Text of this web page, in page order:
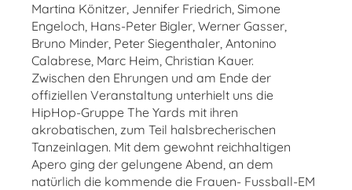
Martina Könitzer, Jennifer Friedrich, Simone
Engeloch, Hans-Peter Bigler, Werner Gasser,
Bruno Minder, Peter Siegenthaler, Antonino
Calabrese, Marc Heim, Christian Kauer.
Zwischen den Ehrungen und am Ende der
offiziellen Veranstaltung unterhielt uns die
HipHop-Gruppe The Yards mit ihren
akrobatischen, zum Teil halsbrecherischen
Tanzeinlagen. Mit dem gewohnt reichhaltigen
Apero ging der gelungene Abend, an dem
natürlich die kommende die Frauen- Fussball-EM